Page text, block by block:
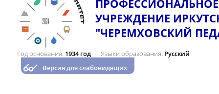
УЧРЕЖДЕНИЕ
"ЧЕРЕМХОВСКИЙ
Год основания 1934 год Языки образования Русский
Версия для слабовидящих